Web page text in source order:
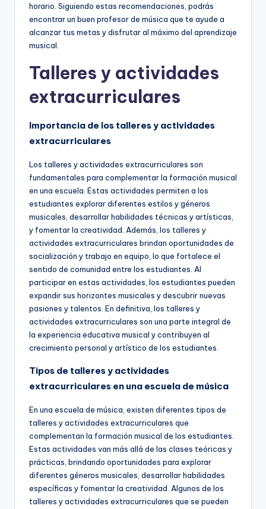
horario. Siguiendo estas recomendaciones, podrás
encontrar un buen profesor de música que te ayude a
alcanzar tus metas y disfrutar al máximo del aprendizaje
musical.
Talleres y actividades
extracurriculares
Importancia de los talleres y actividades
extracurriculares
Los talleres y actividades extracurriculares son
fundamentales para complementar la formación musical
en una escuela. Estas actividades permiten a los
estudiantes explorar diferentes estilos y géneros
musicales, desarrollar habilidades técnicas y artísticas,
y fomentar la creatividad. Además, los talleres y
actividades extracurriculares brindan oportunidades de
socialización y trabajo en equipo, lo que fortalece el
sentido de comunidad entre los estudiantes. Al
participar en estas actividades, los estudiantes pueden
expandir sus horizontes musicales y descubrir nuevas
pasiones y talentos. En definitiva, los talleres y
actividades extracurriculares son una parte integral de
la experiencia educativa musical y contribuyen al
crecimiento personal y artístico de los estudiantes.
Tipos de talleres y actividades
extracurriculares en una escuela de música
En una escuela de música, existen diferentes tipos de
talleres y actividades extracurriculares que
complementan la formación musical de los estudiantes.
Estas actividades van más allá de las clases teóricas y
prácticas, brindando oportunidades para explorar
diferentes géneros musicales, desarrollar habilidades
específicas y fomentar la creatividad. Algunos de los
talleres y actividades extracurriculares que se pueden